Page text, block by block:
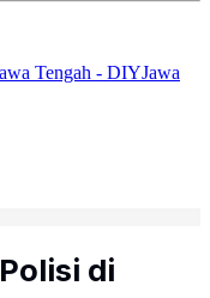
Tengah - DIYJawa
di